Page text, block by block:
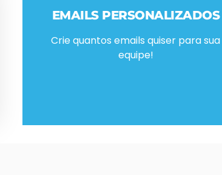
EMAILS PERSONALIZADOS
Crie quantos emails quiser para sua
equipe!